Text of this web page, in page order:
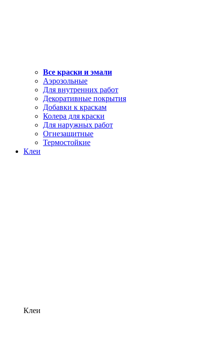
Все краски и эмали
Аэрозольные
Для внутренних работ
Декоративные покрытия
Добавки к краскам
Колера для краски
Для наружных работ
Огнезащитные
Термостойкие
Клеи
Клеи